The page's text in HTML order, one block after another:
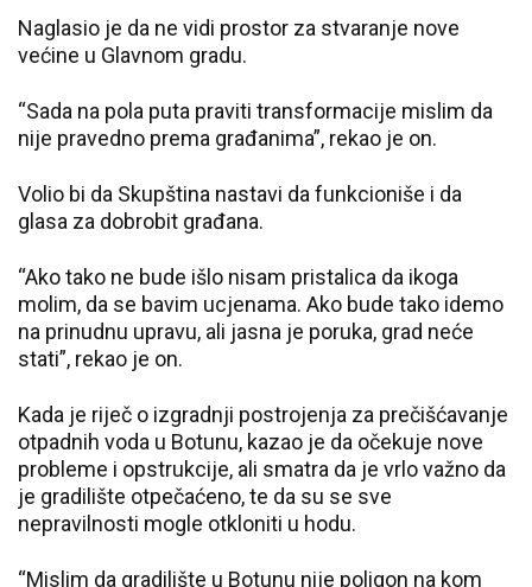
Naglasio je da ne vidi prostor za stvaranje nove
većine u Glavnom gradu.
“Sada na pola puta praviti transformacije mislim da
nije pravedno prema građanima”, rekao je on.
Volio bi da Skupština nastavi da funkcioniše i da
glasa za dobrobit građana.
“Ako tako ne bude išlo nisam pristalica da ikoga
molim, da se bavim ucjenama. Ako bude tako idemo
na prinudnu upravu, ali jasna je poruka, grad neće
stati”, rekao je on.
Kada je riječ o izgradnji postrojenja za prečišćavanje
otpadnih voda u Botunu, kazao je da očekuje nove
probleme i opstrukcije, ali smatra da je vrlo važno da
je gradilište otpečaćeno, te da su se sve
nepravilnosti mogle otkloniti u hodu.
“Mislim da gradilište u Botunu nije poligon na kom